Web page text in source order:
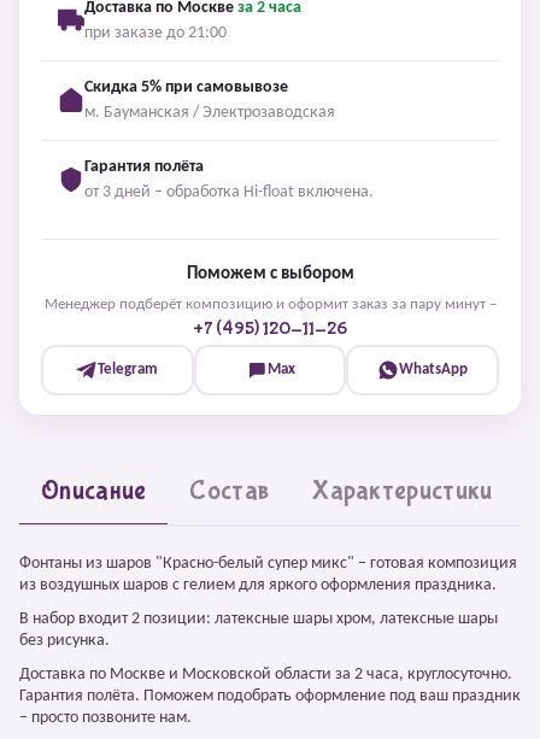
Доставка по Москве за 2 часа
при заказе до 21:00
Скидка 5% при самовывозе
м. Бауманская / Электрозаводская
Гарантия полёта
от 3 дней – обработка Hi-float включена.
Поможем с выбором
Менеджер подберёт композицию и оформит заказ за пару минут –
+7 (495) 120-11-26
Telegram Max WhatsApp
Описание Состав Характеристики
Фонтаны из шаров "Красно-белый супер микс" – готовая композиция
из воздушных шаров с гелием для яркого оформления праздника.
В набор входит 2 позиции: латексные шары хром, латексные шары
без рисунка.
Доставка по Москве и Московской области за 2 часа, круглосуточно.
Гарантия полёта. Поможем подобрать оформление под ваш праздник
– просто позвоните нам.